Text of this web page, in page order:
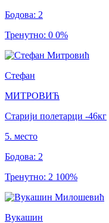
Бодова: 2
Тренутно: 0 0%
Стефан
МИТРОВИЋ
Старији полетарци -46кг
5. место
Бодова: 2
Тренутно: 2 100%
Вукашин